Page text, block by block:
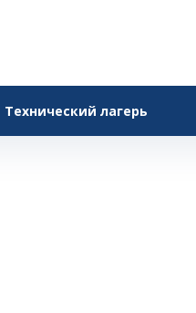
Технический лагерь